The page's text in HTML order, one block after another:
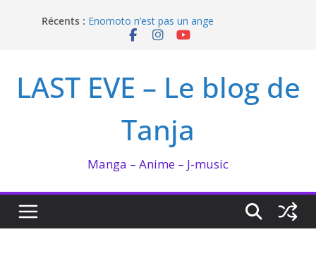
Récents : Enomoto n’est pas un ange
QUEEN BEE enflamme le Bataclan
I’m not in love de Zeniko Sumiya
LAST EVE – Le blog de
Tanja
Manga – Anime – J-music